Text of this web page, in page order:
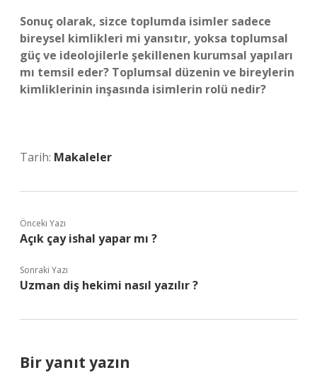
Sonuç olarak, sizce toplumda isimler sadece
bireysel kimlikleri mi yansıtır, yoksa toplumsal
güç ve ideolojilerle şekillenen kurumsal yapıları
mı temsil eder? Toplumsal düzenin ve bireylerin
kimliklerinin inşasında isimlerin rolü nedir?
Tarih: Makaleler
Önceki Yazı
Açık çay ishal yapar mı ?
Sonraki Yazı
Uzman diş hekimi nasıl yazılır ?
Bir yanıt yazın